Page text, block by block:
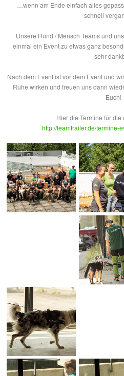
…wenn am Ende einfach alles
schnell
Unsere Hund / Mensch Teams und
einmal ein Event zu etwas ganz
sehr
Nach dem Event ist vor dem Event und
Ruhe wirken und freuen uns dann
Euch!
Hier die Termine für die
http://teamtrailer.de/termine-